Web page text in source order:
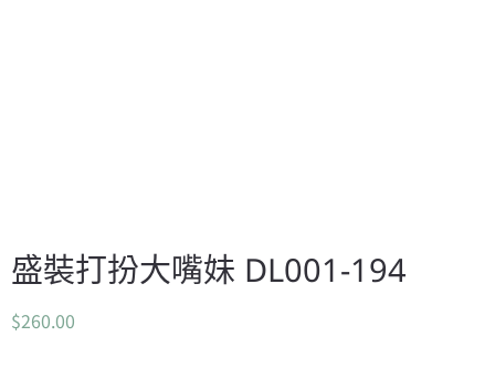
盛裝打扮大嘴妹 DL001-194
$260.00